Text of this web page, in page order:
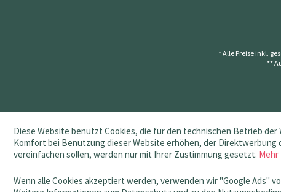
* Alle Preise inkl.
**
Diese Website benutzt Cookies, die für den technischen Betrieb
Komfort bei Benutzung dieser Website erhöhen, der
vereinfachen sollen, werden nur mit Ihrer Zustimmung gesetzt.
Wenn alle Cookies akzeptiert werden, verwenden wir "Google Ads"